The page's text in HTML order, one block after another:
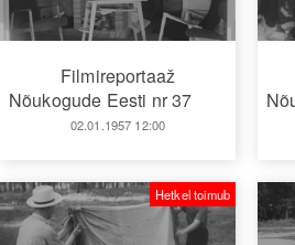
Filmireportaaž
Nõukogude Eesti nr 37
02.01.1957 12:00
Hetkel toimub